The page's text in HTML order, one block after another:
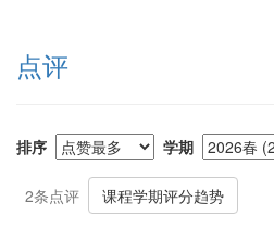
点评
排序 学期
2条点评 课程学期评分趋势